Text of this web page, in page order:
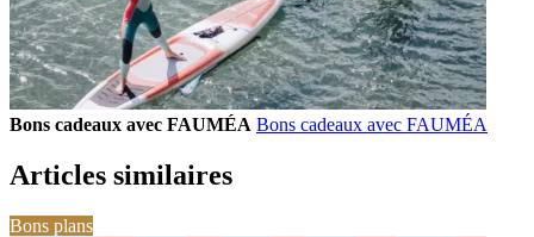
Bons cadeaux avec FAUMÉA Bons cadeaux avec FAUMÉA
Articles similaires
Bons plans